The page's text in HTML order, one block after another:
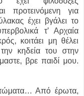
προτεινόμενη για
έχει βγάλει το
τ’ Αρχαία
κοιτάει μη θέλει
κηδεία του στην
βρε παιδί μου.
Από έρωτα,